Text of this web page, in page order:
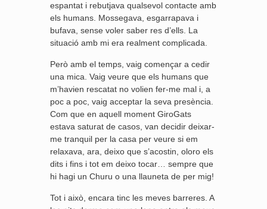
espantat i rebutjava qualsevol contacte amb
els humans. Mossegava, esgarrapava i
bufava, sense voler saber res d’ells. La
situació amb mi era realment complicada.
Però amb el temps, vaig començar a cedir
una mica. Vaig veure que els humans que
m’havien rescatat no volien fer-me mal i, a
poc a poc, vaig acceptar la seva presència.
Com que en aquell moment GiroGats
estava saturat de casos, van decidir deixar-
me tranquil per la casa per veure si em
relaxava, ara, deixo que s’acostin, oloro els
dits i fins i tot em deixo tocar… sempre que
hi hagi un Churu o una llauneta de per mig!
Tot i això, encara tinc les meves barreres. A